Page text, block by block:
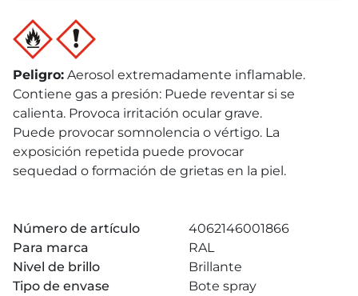
Peligro: Aerosol extremadamente inflamable.
Contiene gas a presión: Puede reventar si se
calienta. Provoca irritación ocular grave.
Puede provocar somnolencia o vértigo. La
exposición repetida puede provocar
sequedad o formación de grietas en la piel.
Número de artículo
4062146001866
Para marca
RAL
Nivel de brillo
Brillante
Tipo de envase
Bote spray